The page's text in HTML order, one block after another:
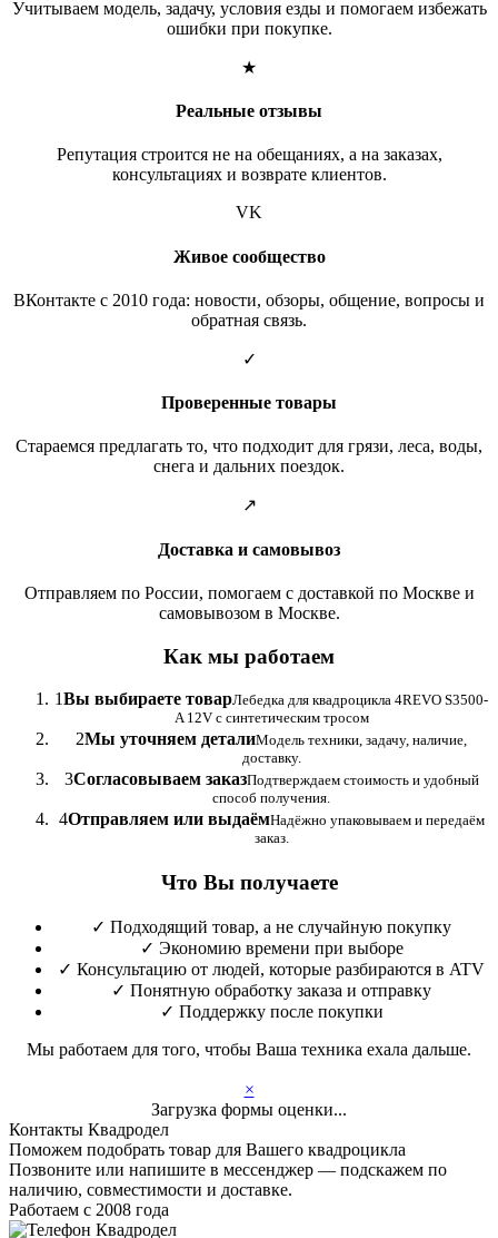
Учитываем модель, задачу, условия езды и помогаем избежать
ошибки при покупке.
★
Реальные отзывы
Репутация строится не на обещаниях, а на заказах,
консультациях и возврате клиентов.
VK
Живое сообщество
ВКонтакте с 2010 года: новости, обзоры, общение, вопросы и
обратная связь.
✓
Проверенные товары
Стараемся предлагать то, что подходит для грязи, леса, воды,
снега и дальних поездок.
↗
Доставка и самовывоз
Отправляем по России, помогаем с доставкой по Москве и
самовывозом в Москве.
Как мы работаем
1Вы выбираете товарЛебедка для квадроцикла 4REVO S3500-
A 12V с синтетическим тросом
2Мы уточняем деталиМодель техники, задачу, наличие,
доставку.
3Согласовываем заказПодтверждаем стоимость и удобный
способ получения.
4Отправляем или выдаёмНадёжно упаковываем и передаём
заказ.
Что Вы получаете
✓ Подходящий товар, а не случайную покупку
✓ Экономию времени при выборе
✓ Консультацию от людей, которые разбираются в ATV
✓ Понятную обработку заказа и отправку
✓ Поддержку после покупки
Мы работаем для того, чтобы Ваша техника ехала дальше.
×
Загрузка формы оценки...
Контакты Квадродел
Поможем подобрать товар для Вашего квадроцикла
Позвоните или напишите в мессенджер — подскажем по
наличию, совместимости и доставке.
Работаем с 2008 года